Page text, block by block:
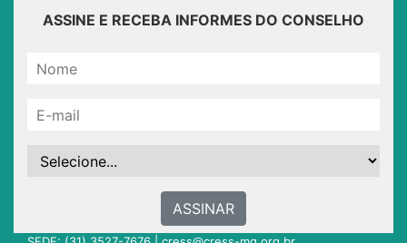
ASSINE E RECEBA INFORMES DO CONSELHO
ASSINAR